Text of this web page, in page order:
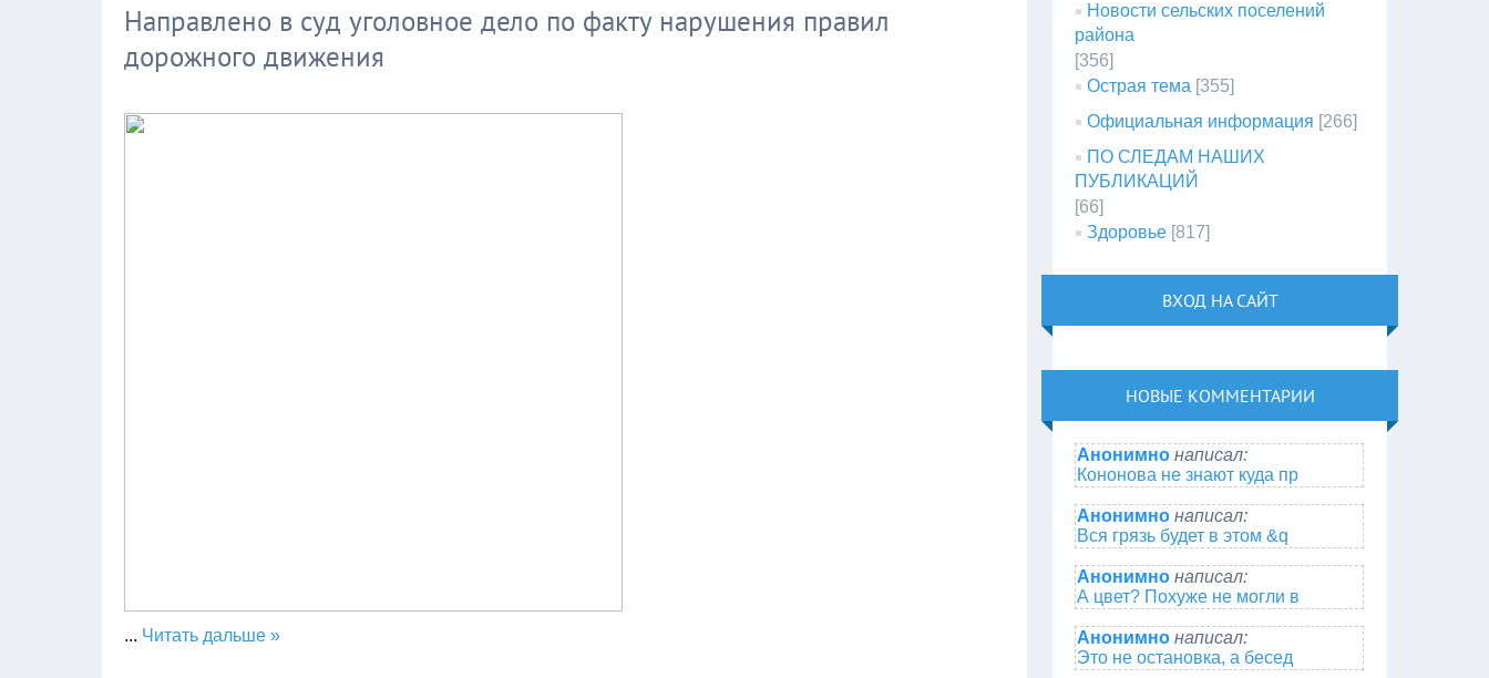
Направлено в суд уголовное дело по факту нарушения правил
дорожного движения
... Читать дальше »
Новости сельских поселений
района
[356]
Острая тема [355]
Официальная информация [266]
ПО СЛЕДАМ НАШИХ
ПУБЛИКАЦИЙ
[66]
Здоровье [817]
ВХОД НА САЙТ
НОВЫЕ КОММЕНТАРИИ
Анонимно написал:
Кононова не знают куда пр
Анонимно написал:
Вся грязь будет в этом &q
Анонимно написал:
А цвет? Похуже не могли в
Анонимно написал:
Это не остановка, а бесед